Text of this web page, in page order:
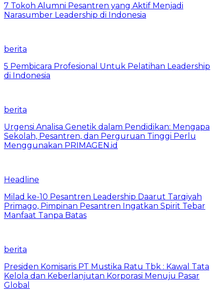
7 Tokoh Alumni Pesantren yang Aktif Menjadi
Narasumber Leadership di Indonesia
berita
5 Pembicara Profesional Untuk Pelatihan Leadership
di Indonesia
berita
Urgensi Analisa Genetik dalam Pendidikan: Mengapa
Sekolah, Pesantren, dan Perguruan Tinggi Perlu
Menggunakan PRIMAGEN.id
Headline
Milad ke-10 Pesantren Leadership Daarut Tarqiyah
Primago, Pimpinan Pesantren Ingatkan Spirit Tebar
Manfaat Tanpa Batas
berita
Presiden Komisaris PT Mustika Ratu Tbk : Kawal Tata
Kelola dan Keberlanjutan Korporasi Menuju Pasar
Global